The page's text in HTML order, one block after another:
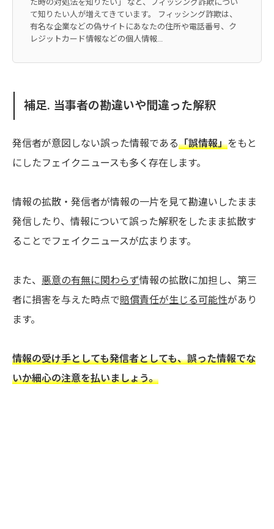
た時の対処法を知りたい」 など、フィッシング詐欺につい
て知りたい人が増えてきています。 フィッシング詐欺は、
有名な企業などの偽サイトにあなたの住所や電話番号、ク
レジットカード情報などの個人情報...
補足. 当事者の勘違いや間違った解釈
発信者が意図しない誤った情報である「誤情報」をもと
にしたフェイクニュースも多く存在します。
情報の拡散・発信者が情報の一片を見て勘違いしたまま
発信したり、情報について誤った解釈をしたまま拡散す
ることでフェイクニュースが広まります。
また、 悪意の有無に関わらず情報の拡散に加担し、第三
者に損害を与えた時点で賠償責任が生じる可能性があり
ます。
情報の受け手としても発信者としても、誤った情報でな
いか細心の注意を払いましょう。